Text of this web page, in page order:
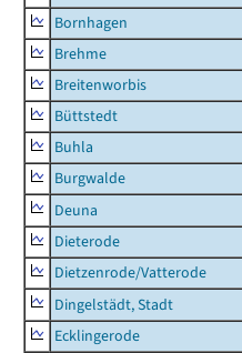
Bornhagen
Brehme
Breitenworbis
Büttstedt
Buhla
Burgwalde
Deuna
Dieterode
Dietzenrode/Vatterode
Dingelstädt, Stadt
Ecklingerode